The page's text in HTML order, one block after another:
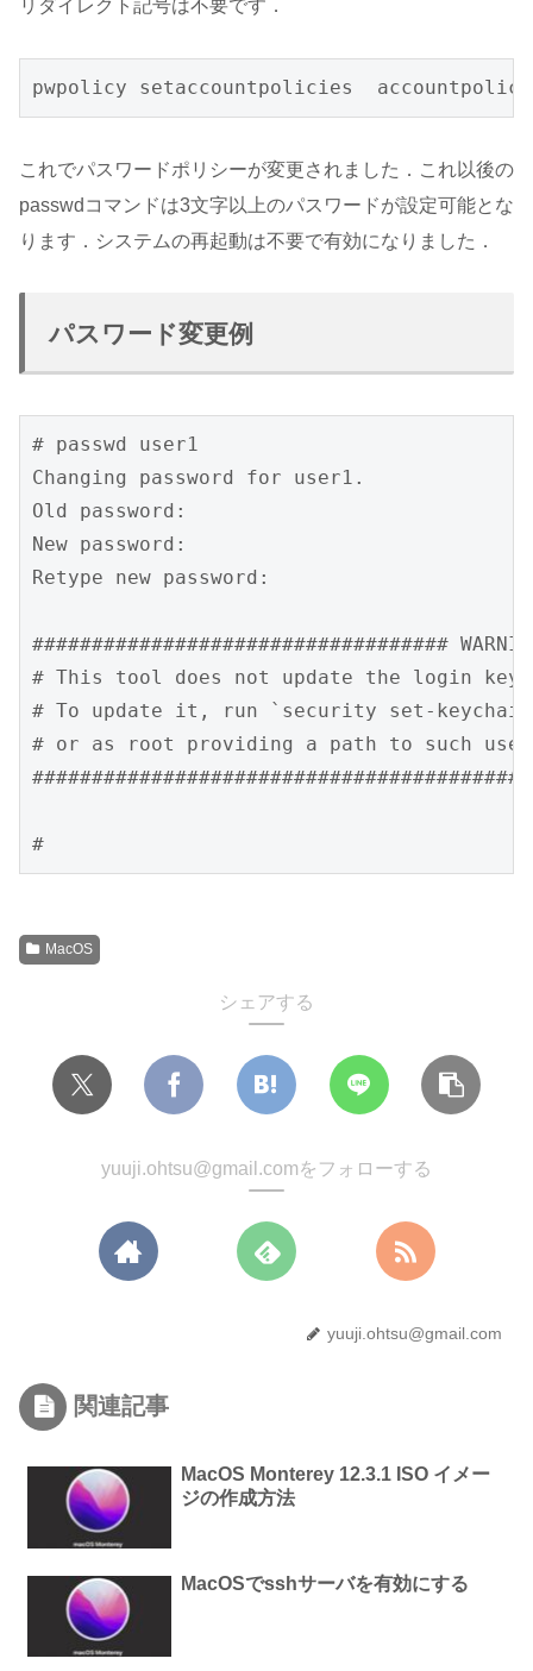
リダイレクト記号は不要です．
pwpolicy setaccountpolicies
これでパスワードポリシーが変更されました．これ以後の
passwdコマンドは3文字以上のパスワードが設定可能とな
ります．システムの再起動は不要で有効になりました．
パスワード変更例
# passwd user1
Changing password for user1.
Old password:
New password:
Retype new password:
###################################
# This tool does not update the login
# To update it, run `security set-
# or as root providing a path to such
#
MacOS
シェアする
yuuji.ohtsu@gmail.comをフォローする
yuuji.ohtsu@gmail.com
関連記事
MacOS Monterey 12.3.1 ISO イメー
ジの作成方法
MacOSでsshサーバを有効にする